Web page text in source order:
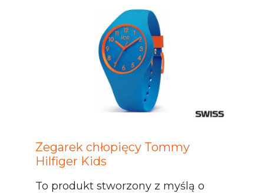
Zegarek chłopięcy Tommy
Hilfiger Kids
To produkt stworzony z myślą o